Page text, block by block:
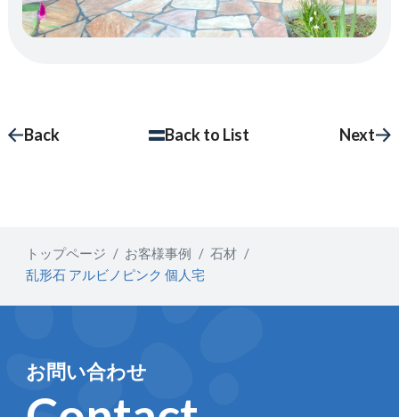
Back Back to List Next
トップページ お客様事例
石材
乱形石 アルビノピンク 個人宅
お問い合わせ